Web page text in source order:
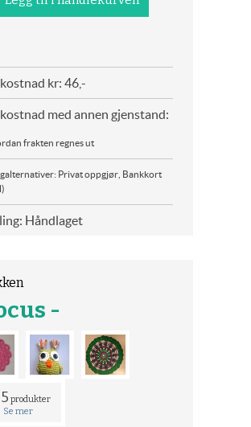
kr: 46,-
med annen gjenstand:
frakten regnes ut
Privat oppgjør, Bankkort
Håndlaget
-
produkter
Se mer